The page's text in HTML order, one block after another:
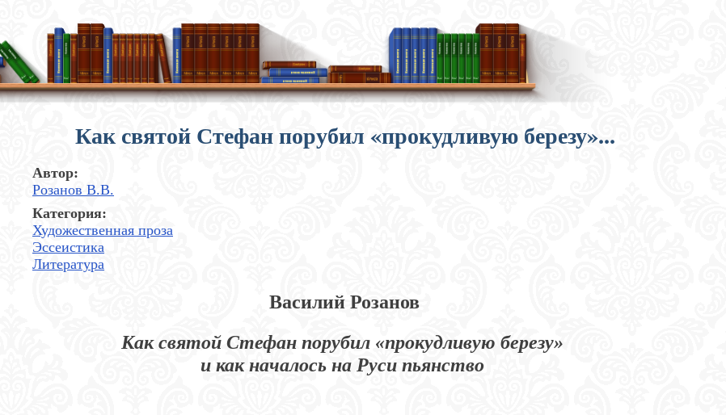
Как святой Стефан порубил «прокудливую березу»...
Автор:
Розанов В.В.
Категория:
Художественная проза
Эссеистика
Литература
Василий Розанов
Как святой Стефан порубил «прокудливую березу»
и как началось на Руси пьянство